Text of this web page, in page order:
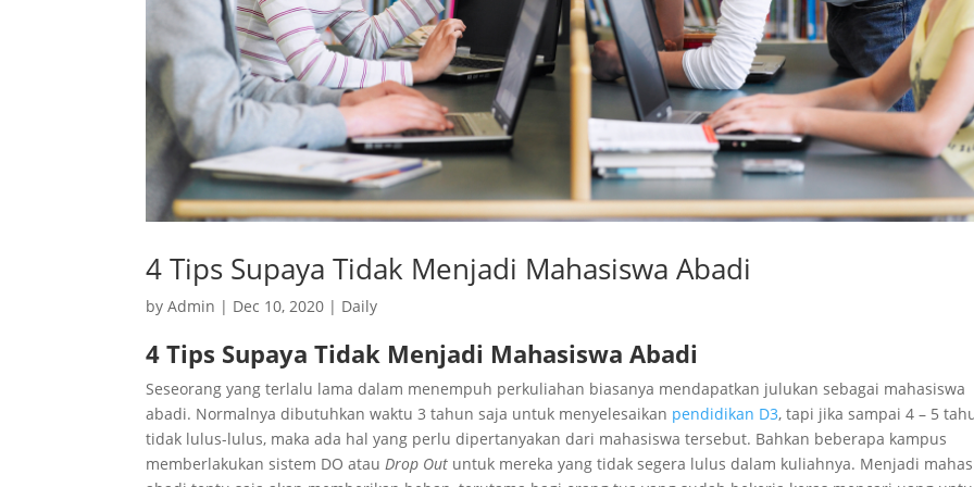
4 Tips Supaya Tidak Menjadi Mahasiswa Abadi
byAdmin | Dec 10, 2020 | Daily
4 Tips Supaya Tidak Menjadi Mahasiswa Abadi
Seseorang yang terlalu lama dalam menempuh perkuliahan biasanya mendapatkan julukan sebagai mahasiswa
abadi. Normalnya dibutuhkan waktu 3 tahun saja untuk menyelesaikan pendidikan D3, tapi jika sampai 4 – 5
tidak lulus-lulus, maka ada hal yang perlu dipertanyakan dari mahasiswa tersebut. Bahkan beberapa kampus
memberlakukan sistem DO atau Drop Out untuk mereka yang tidak segera lulus dalam kuliahnya. Menjadi